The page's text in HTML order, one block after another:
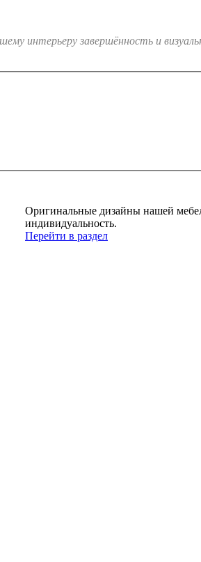
интерьеру завершённость и
Оригинальные дизайны нашей
индивидуальность.
Перейти в раздел